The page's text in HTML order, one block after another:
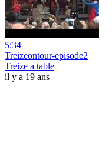
5:34
Treizeontour-episode2
Treize a table
il y a 19 ans